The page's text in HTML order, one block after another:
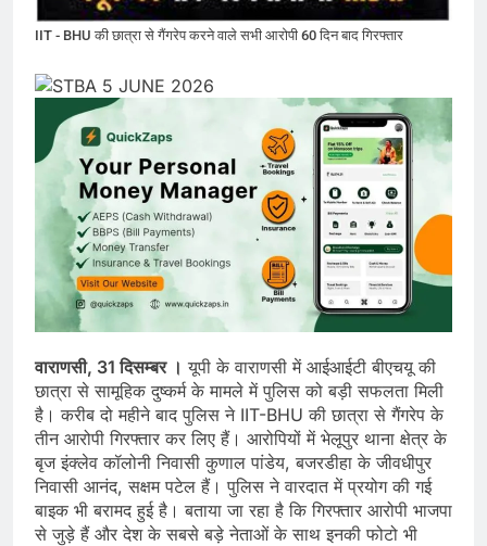
IIT - BHU की छात्रा से गैंगरेप करने वाले सभी आरोपी 60 दिन बाद गिरफ्तार
वाराणसी, 31 दिसम्बर । यूपी के वाराणसी में आईआईटी बीएचयू की
छात्रा से सामूहिक दुष्कर्म के मामले में पुलिस को बड़ी सफलता मिली
है। करीब दो महीने बाद पुलिस ने IIT-BHU की छात्रा से गैंगरेप के
तीन आरोपी गिरफ्तार कर लिए हैं। आरोपियों में भेलूपुर थाना क्षेत्र के
बृज इंक्लेव कॉलोनी निवासी कुणाल पांडेय, बजरडीहा के जीवधीपुर
निवासी आनंद, सक्षम पटेल हैं। पुलिस ने वारदात में प्रयोग की गई
बाइक भी बरामद हुई है। बताया जा रहा है कि गिरफ्तार आरोपी भाजपा
से जुड़े हैं और देश के सबसे बड़े नेताओं के साथ इनकी फोटो भी